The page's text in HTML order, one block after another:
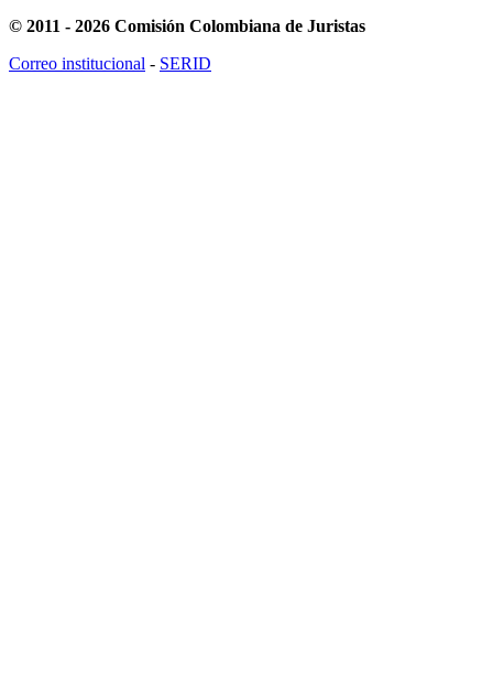
© 2011 - 2026 Comisión Colombiana de Juristas
Correo institucional - SERID